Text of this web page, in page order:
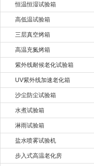
恒温恒湿试验箱
高低温试验箱
三层真空烤箱
高温充氮烤箱
紫外线耐候老化试验箱
UV紫外线加速老化箱
沙尘防尘试验箱
水煮试验箱
淋雨试验箱
盐水喷雾试验机
步入式高温老化房